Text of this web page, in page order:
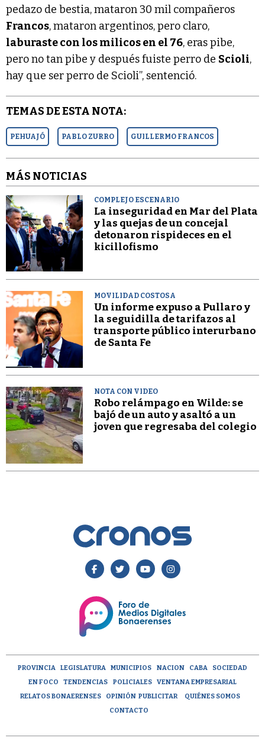
pedazo de bestia, mataron 30 mil compañeros
Francos, mataron argentinos, pero claro,
laburaste con los milicos en el 76, eras pibe,
pero no tan pibe y después fuiste perro de Scioli,
hay que ser perro de Scioli”, sentenció.
TEMAS DE ESTA NOTA:
PEHUAJÓ PABLO ZURRO GUILLERMO FRANCOS
MÁS NOTICIAS
COMPLEJO ESCENARIO
La inseguridad en Mar del Plata
y las quejas de un concejal
detonaron rispideces en el
kicillofismo
MOVILIDAD COSTOSA
Un informe expuso a Pullaro y
la seguidilla de tarifazos al
transporte público interurbano
de Santa Fe
NOTA CON VIDEO
Robo relámpago en Wilde: se
bajó de un auto y asaltó a un
joven que regresaba del colegio
PROVINCIA LEGISLATURA MUNICIPIOS NACION CABA
SOCIEDAD
EN FOCO
TENDENCIAS POLICIALES
VENTANA EMPRESARIAL
RELATOS BONAERENSES
OPINIÓN PUBLICITAR
QUIÉNES SOMOS
CONTACTO